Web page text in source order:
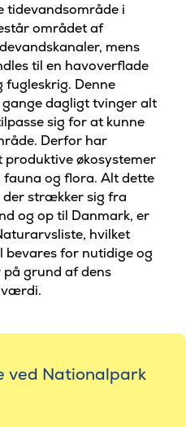
tidevandsområde i
området af
mens
til en havoverflade
fugleskrig. Denne
dagligt tvinger alt
sig for at kunne
Derfor har
produktive økosystemer
og flora. Alt dette
strækker sig fra
og op til Danmark, er
hvilket
bevares for nutidige og
grund af dens
værdi.
ved Nationalpark